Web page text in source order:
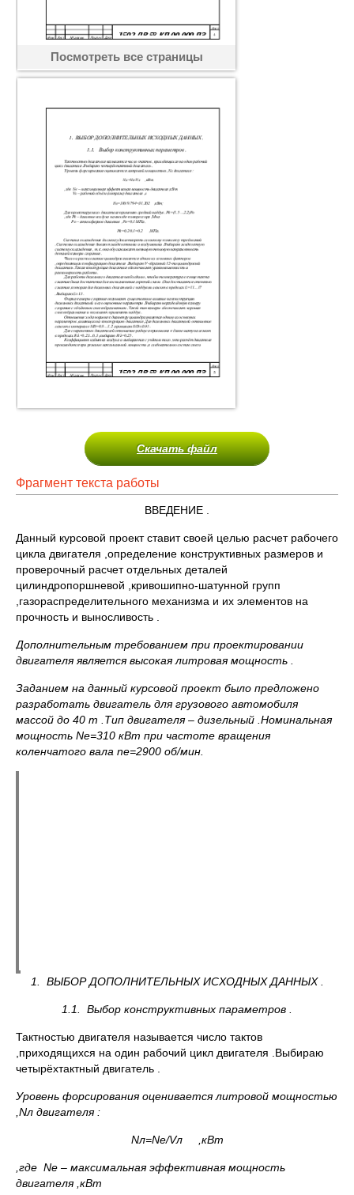
Посмотреть все страницы
Скачать файл
Фрагмент текста работы
ВВЕДЕНИЕ .
Данный курсовой проект ставит своей целью расчет рабочего
цикла двигателя ,определение конструктивных размеров и
проверочный расчет отдельных деталей
цилиндропоршневой ,кривошипно-шатунной групп
,газораспределительного механизма и их элементов на
прочность и выносливость .
Дополнительным требованием при проектировании
двигателя является высокая литровая мощность .
Заданием на данный курсовой проект было предложено
разработать двигатель для грузового автомобиля
массой до 40 т .Тип двигателя – дизельный .Номинальная
мощность Ne=310 кВт при частоте вращения
коленчатого вала ne=2900 об/мин.
1. ВЫБОР ДОПОЛНИТЕЛЬНЫХ ИСХОДНЫХ ДАННЫХ .
1.1. Выбор конструктивных параметров .
Тактностью двигателя называется число тактов
,приходящихся на один рабочий цикл двигателя .Выбираю
четырёхтактный двигатель .
Уровень форсирования оценивается литровой мощностью
Nл двигателя :
Nл=Nе/Vл ,кВт
,где Ne – максимальная эффективная мощность
двигателя ,кВт